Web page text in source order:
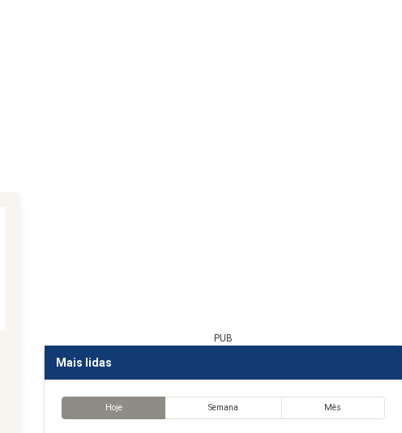
PUB
Mais lidas
Hoje Semana Mês